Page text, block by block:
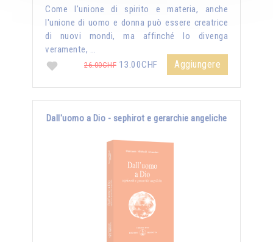
Come l'unione di spirito e materia, anche
l'unione di uomo e donna può essere creatrice
di nuovi mondi, ma affinché lo divenga
veramente, …
26.00CHF 13.00CHF Aggiungere
Dall'uomo a Dio - sephirot e gerarchie angeliche